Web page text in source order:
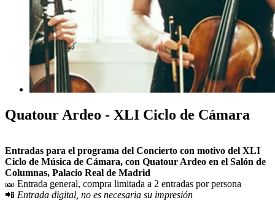
Quatour Ardeo - XLI Ciclo de Cámara
Entradas para el programa del Concierto con motivo del XLI
Ciclo de Música de Cámara, con Quatour Ardeo en el Salón de
Columnas, Palacio Real de Madrid
🎫 Entrada general, compra limitada a 2 entradas por persona
📲 Entrada digital, no es necesaria su impresión